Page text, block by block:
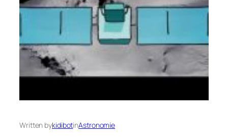
Written bykidibotinAstronomie